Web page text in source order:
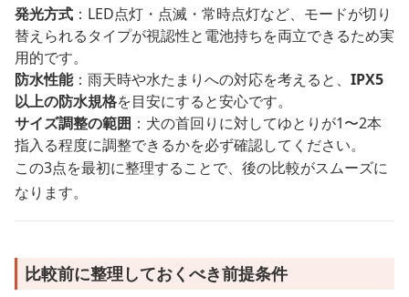
発光方式 ：LED点灯・点滅・常時点灯など、モードが切り
替えられるタイプが視認性と電池持ちを両立できるため実
用的です。
防水性能：雨天時や水たまりへの対応を考えると、 IPX5
以上の防水規格を目安にすると安心です。
サイズ調整の範囲 ：犬の首回りに対してゆとりが1〜2本
指入る程度に調整できるかを必ず確認してください。
この3点を最初に整理することで、後の比較がスムーズに
なります。
比較前に整理しておくべき前提条件